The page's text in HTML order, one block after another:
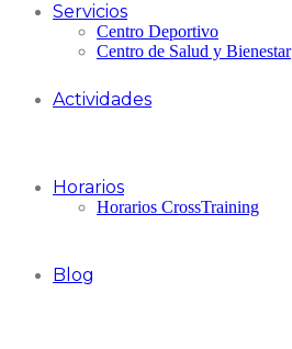
Servicios
Centro Deportivo
Centro de Salud y Bienestar
Actividades
Horarios
Horarios CrossTraining
Blog